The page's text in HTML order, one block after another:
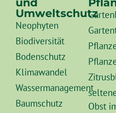
Umweltschutz
Neophyten
Biodiversität
Bodenschutz
Klimawandel
Wassermanagement
Baumschutz
Obst